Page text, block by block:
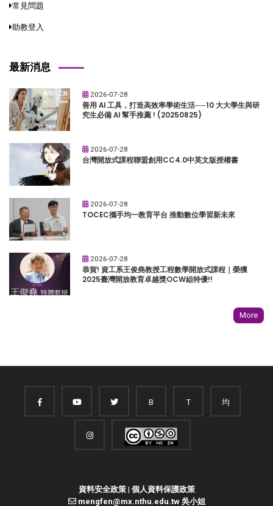
常見問題
助教登入
最新消息
2026-07-28
善用 AI 工具，打造高效率學術生活──10 大大學生與研
究生必備 AI 幫手推薦 ! (20250825)
2026-07-28
台灣開放式課程聯盟創用CC4.0中英文版授權書
2026-07-28
TOCEC攜手均一教育平台 推動數位學習新未來
2026-07-28
恭賀! 資工系王俊堯教授工程數學開放式課程｜榮獲
2025臺灣開放教育卓越獎OCW組特優!!
More
B T 均
資料安全政策| 個人資料保護政策
mengfen@mx.nthu.edu.tw 吳小姐